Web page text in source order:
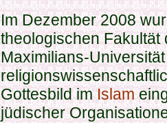
Im Dezember 2008
theologischen
Maximilians-
Gottesbild imIslam
jüdischer